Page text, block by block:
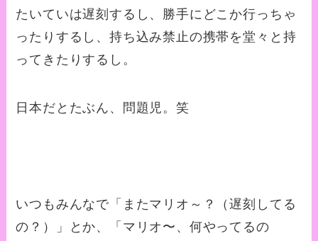
たいていは遅刻するし、勝手にどこか行っちゃ
ったりするし、持ち込み禁止の携帯を堂々と持
ってきたりするし。
日本だとたぶん、問題児。笑
いつもみんなで「またマリオ～？（遅刻してる
の？）」とか、「マリオ〜、何やってるの